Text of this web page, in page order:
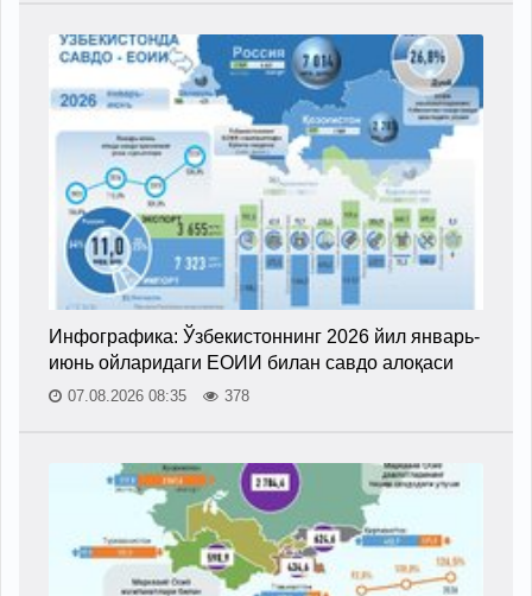
Инфографика: Ўзбекистоннинг 2026 йил январь-
июнь ойларидаги ЕОИИ билан савдо алоқаси
07.08.2026 08:35 378